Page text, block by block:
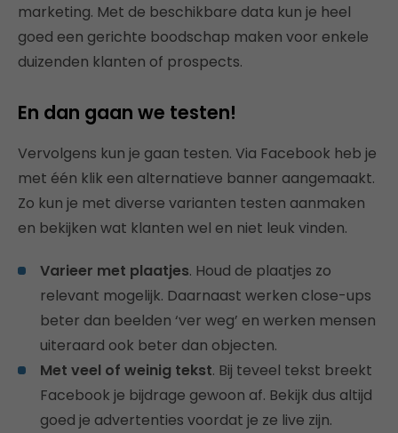
marketing. Met de beschikbare data kun je heel
goed een gerichte boodschap maken voor enkele
duizenden klanten of prospects.
En dan gaan we testen!
Vervolgens kun je gaan testen. Via Facebook heb je
met één klik een alternatieve banner aangemaakt.
Zo kun je met diverse varianten testen aanmaken
en bekijken wat klanten wel en niet leuk vinden.
Varieer met plaatjes. Houd de plaatjes zo
relevant mogelijk. Daarnaast werken close-ups
beter dan beelden ‘ver weg’ en werken mensen
uiteraard ook beter dan objecten.
Met veel of weinig tekst. Bij teveel tekst breekt
Facebook je bijdrage gewoon af. Bekijk dus altijd
goed je advertenties voordat je ze live zijn.